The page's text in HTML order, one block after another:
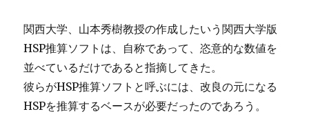
関西大学、山本秀樹教授の作成したいう関西大学版
HSP推算ソフトは、自称であって、恣意的な数値を
並べているだけであると指摘してきた。
彼らがHSP推算ソフトと呼ぶには、改良の元になる
HSPを推算するベースが必要だったのであろう。